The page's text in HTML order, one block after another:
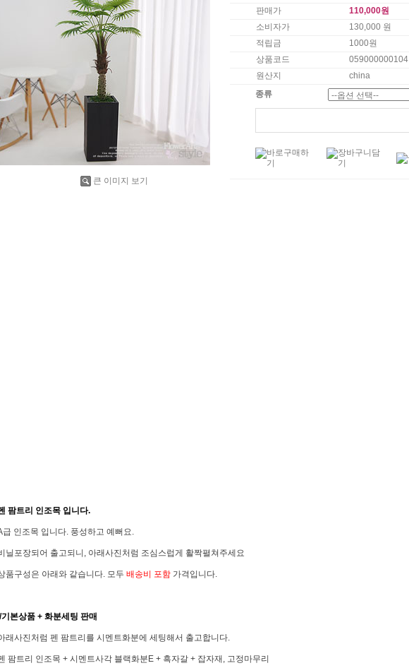
큰 이미지 보기
판매가
110,000원
소비자가
130,000 원
적립금
1000원
상품코드
059000000104
원산지
china
종류
팜트리 인조목 입니다.
급 인조목 입니다. 풍성하고 예뻐요.
닐포장되어 출고되니, 아래사진처럼 조심스럽게 활짝펼쳐주세요
품구성은 아래와 같습니다. 모두 배송비 포함 가격입니다.
기본상품 + 화분세팅 판매
래사진처럼 펜 팜트리를 시멘트화분에 세팅해서 출고합니다.
팜트리 인조목 + 시멘트사각 블랙화분E + 흑자갈 + 잡자재, 고정마무리